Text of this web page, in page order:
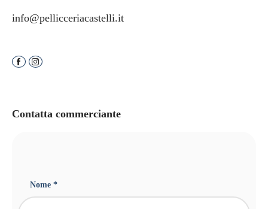
info@pellicceriacastelli.it
Contatta commerciante
Nome *